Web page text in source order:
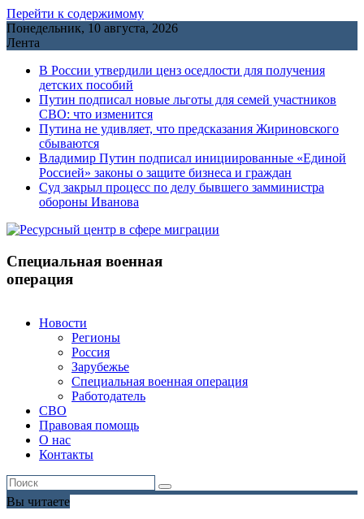
Перейти к содержимому
Понедельник, 10 августа, 2026
Лента
В России утвердили ценз оседлости для получения
детских пособий
Путин подписал новые льготы для семей участников
СВО: что изменится
Путина не удивляет, что предсказания Жириновского
сбываются
Владимир Путин подписал инициированные «Единой
Россией» законы о защите бизнеса и граждан
Cуд закрыл процесс по делу бывшего замминистра
обороны Иванова
Специальная военная
операция
Новости
Регионы
Россия
Зарубежье
Специальная военная операция
Работодатель
СВО
Правовая помощь
О нас
Контакты
Вы читаете